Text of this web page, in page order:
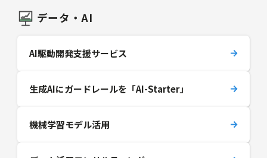
データ・AI
AI駆動開発支援サービス
生成AIにガードレールを「AI-Starter」
機械学習モデル活用